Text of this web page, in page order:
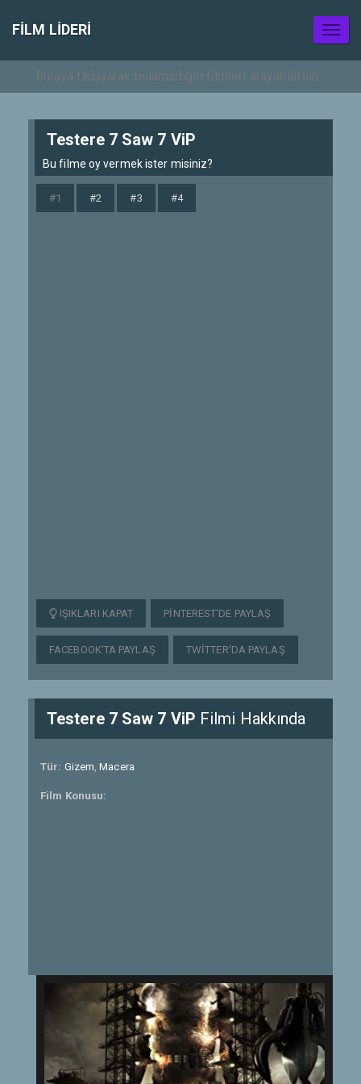
FILM LIDERI
Testere 7 Saw 7 ViP
Bu filme oy vermek ister misiniz?
#1 #2 #3 #4
IŞIKLARI KAPAT PINTEREST'DE PAYLAŞ
FACEBOOK'TA PAYLAŞ TWITTER'DA PAYLAŞ
Testere 7 Saw 7 ViP Filmi Hakkında
Tür: Gizem,Macera
Film Konusu: